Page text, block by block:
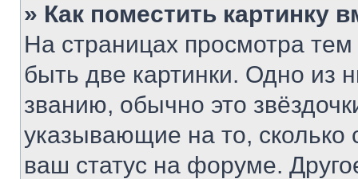
» Как поместить картинку
На страницах просмотра
быть две картинки. Одно из
званию, обычно это
указывающие на то,
ваш статус на форуме.